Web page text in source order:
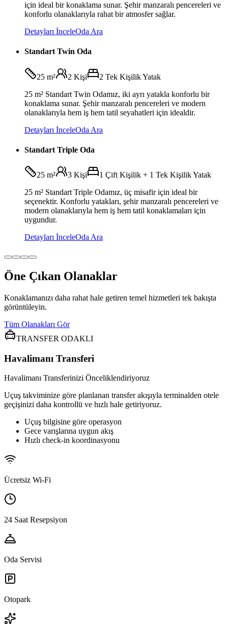
için ideal bir konaklama sunar. Şehir manzaralı pencereleri ve
konforlu olanaklarıyla rahat bir atmosfer sağlar.
Detayları İnceleOda Ara
Standart Twin Oda
25 m² 2 Kişi
2 Tek Kişilik Yatak
25 m² Standart Twin Odamız, iki ayrı yatakla konforlu bir
konaklama sunar. Şehir manzaralı pencereleri ve modern
olanaklarıyla hem iş hem tatil seyahatleri için idealdir.
Detayları İnceleOda Ara
Standart Triple Oda
25 m² 3 Kişi
1 Çift Kişilik + 1 Tek Kişilik Yatak
25 m² Standart Triple Odamız, üç misafir için ideal bir
seçenektir. Konforlu yatakları, şehir manzaralı pencereleri ve
modern olanaklarıyla hem iş hem tatil konaklamaları için
uygundur.
Detayları İnceleOda Ara
Öne Çıkan Olanaklar
Konaklamanızı daha rahat hale getiren temel hizmetleri tek bakışta
görüntüleyin.
Tüm Olanakları Gör
TRANSFER ODAKLI
Havalimanı Transferi
Havalimanı Transferinizi Önceliklendiriyoruz
Uçuş takviminize göre planlanan transfer akışıyla terminalden otele
geçişinizi daha kontrollü ve hızlı hale getiriyoruz.
Uçuş bilgisine göre operasyon
Gece varışlarına uygun akış
Hızlı check-in koordinasyonu
Ücretsiz Wi-Fi
24 Saat Resepsiyon
Oda Servisi
Otopark